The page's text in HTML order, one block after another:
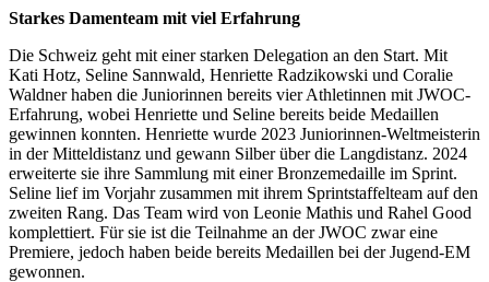
Starkes Damenteam mit viel Erfahrung
Die Schweiz geht mit einer starken Delegation an den Start. Mit
Kati Hotz, Seline Sannwald, Henriette Radzikowski und Coralie
Waldner haben die Juniorinnen bereits vier Athletinnen mit JWOC-
Erfahrung, wobei Henriette und Seline bereits beide Medaillen
gewinnen konnten. Henriette wurde 2023 Juniorinnen-Weltmeisterin
in der Mitteldistanz und gewann Silber über die Langdistanz. 2024
erweiterte sie ihre Sammlung mit einer Bronzemedaille im Sprint.
Seline lief im Vorjahr zusammen mit ihrem Sprintstaffelteam auf den
zweiten Rang. Das Team wird von Leonie Mathis und Rahel Good
komplettiert. Für sie ist die Teilnahme an der JWOC zwar eine
Premiere, jedoch haben beide bereits Medaillen bei der Jugend-EM
gewonnen.